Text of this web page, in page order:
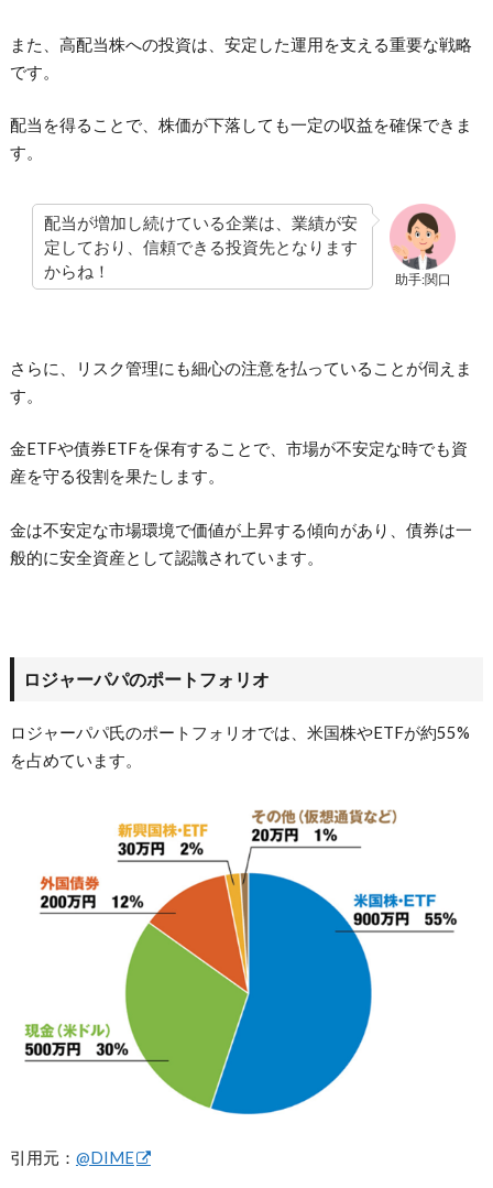
また、高配当株への投資は、安定した運用を支える重要な戦略
です。
配当を得ることで、株価が下落しても一定の収益を確保できま
す。
助手:関口
配当が増加し続けている企業は、業績が安
定しており、信頼できる投資先となります
からね！
さらに、リスク管理にも細心の注意を払っていることが伺えま
す。
金ETFや債券ETFを保有することで、市場が不安定な時でも資
産を守る役割を果たします。
金は不安定な市場環境で価値が上昇する傾向があり、債券は一
般的に安全資産として認識されています。
ロジャーパパのポートフォリオ
ロジャーパパ氏のポートフォリオでは、米国株やETFが約55%
を占めています。
引用元： @DIME